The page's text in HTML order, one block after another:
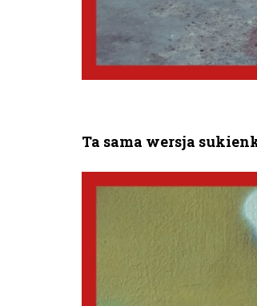
Ta sama wersja